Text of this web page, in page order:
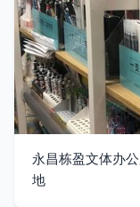
永昌栋盈文体办
地